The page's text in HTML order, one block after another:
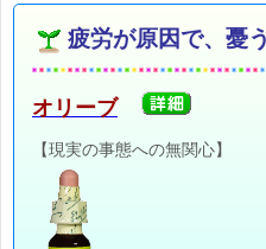
疲労が原因で、憂
オリーブ
【現実の事態への無関心】